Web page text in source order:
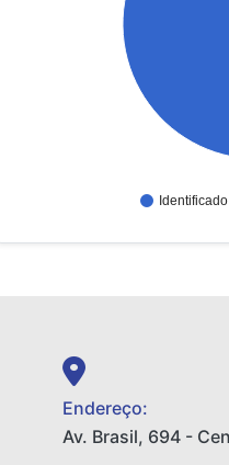
Identificado
Endereço:
Av. Brasil, 694 -